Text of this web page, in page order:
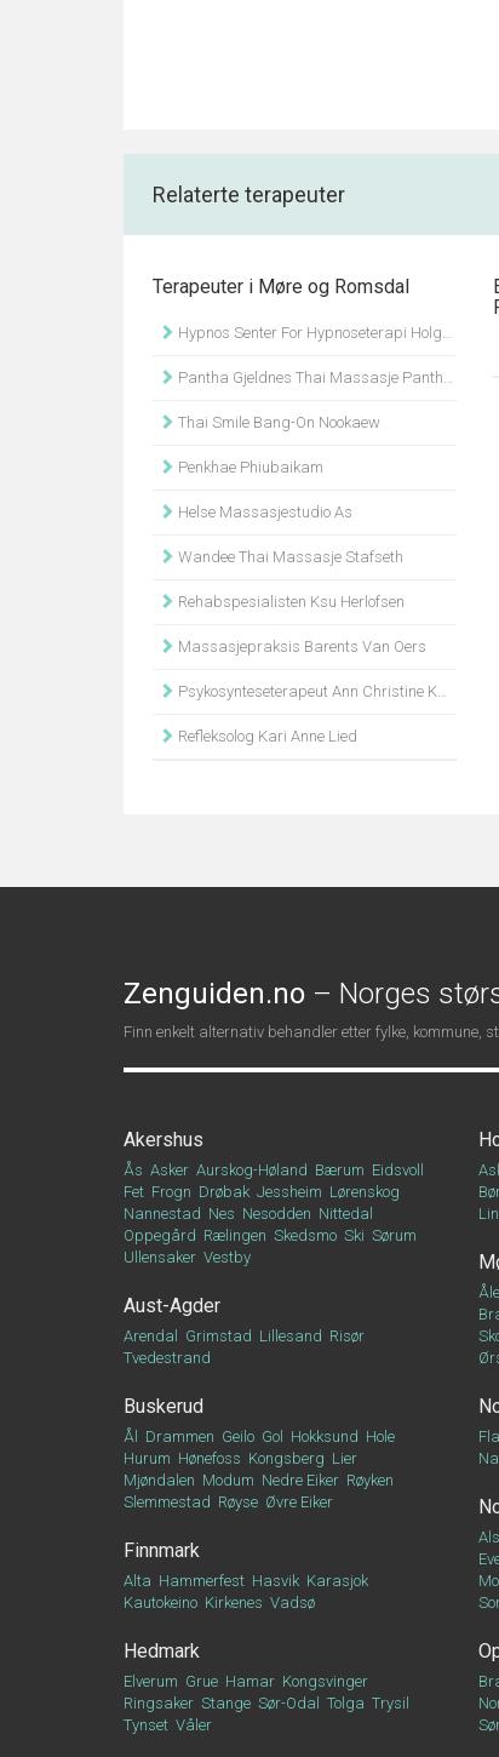
Relaterte terapeuter
Terapeuter i Møre og Romsdal
Hypnos Senter For Hypnoseterapi Holger Gentzsch
Pantha Gjeldnes Thai Massasje Pantha Chuenchatchai
Thai Smile Bang-On Nookaew
Penkhae Phiubaikam
Helse Massasjestudio As
Wandee Thai Massasje Stafseth
Rehabspesialisten Ksu Herlofsen
Massasjepraksis Barents Van Oers
Psykosynteseterapeut Ann Christine Kærr
Refleksolog Kari Anne Lied
Zenguiden.no – Norges
Finn enkelt alternativ behandler etter fylke, kommune,
Akershus
Ås Asker Aurskog-Høland Bærum Eidsvoll
Fet Frogn Drøbak Jessheim Lørenskog
Nannestad Nes Nesodden Nittedal
Oppegård Rælingen Skedsmo Ski Sørum
Ullensaker Vestby
Aust-Agder
Arendal Grimstad Lillesand Risør
Tvedestrand
Buskerud
Ål Drammen Geilo Gol Hokksund Hole
Hurum Hønefoss Kongsberg Lier
Mjøndalen Modum Nedre Eiker Røyken
Slemmestad Røyse Øvre Eiker
Finnmark
Alta Hammerfest Hasvik Karasjok
Kautokeino Kirkenes Vadsø
Hedmark
Elverum Grue Hamar Kongsvinger
Ringsaker Stange Sør-Odal Tolga Trysil
Tynset Våler